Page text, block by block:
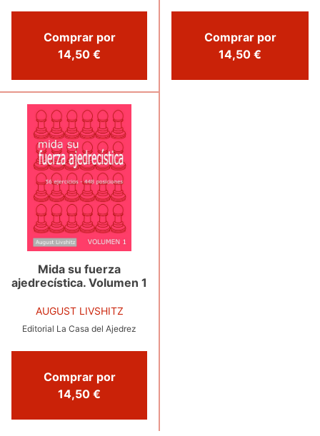
Comprar por
14,50 €
Comprar por
14,50 €
Mida su fuerza
ajedrecística. Volumen 1
AUGUST LIVSHITZ
Editorial La Casa del Ajedrez
Comprar por
14,50 €